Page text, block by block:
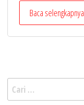
Baca selengkapnya
Cari
untuk: